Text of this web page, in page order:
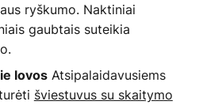
ryškumo. Naktiniai
gaubtais suteikia
lovosAtsipalaidavusiems
šviestuvus su skaitymo